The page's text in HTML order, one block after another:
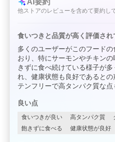
AI要約
他ストアのレビューを含めて要約し
食いつきと品質が高く評価され
多くのユーザーがこのフード
おり、特にサーモンやチキン
きずに食べ続けている様子が
れ、健康状態も良好であると
テンフリーで高タンパク質な点
良い点
食いつきが良い 高タンパク質
飽きずに食べる
健康状態が良好